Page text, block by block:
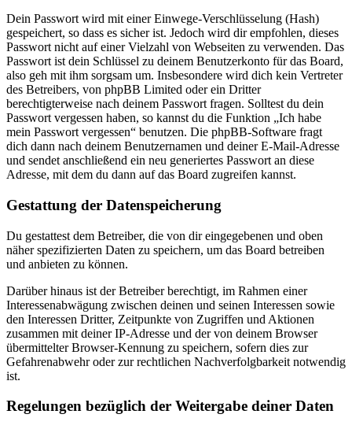
Dein Passwort wird mit einer Einwege-Verschlüsselung (Hash)
gespeichert, so dass es sicher ist. Jedoch wird dir empfohlen, dieses
Passwort nicht auf einer Vielzahl von Webseiten zu verwenden. Das
Passwort ist dein Schlüssel zu deinem Benutzerkonto für das Board,
also geh mit ihm sorgsam um. Insbesondere wird dich kein Vertreter
des Betreibers, von phpBB Limited oder ein Dritter
berechtigterweise nach deinem Passwort fragen. Solltest du dein
Passwort vergessen haben, so kannst du die Funktion „Ich habe
mein Passwort vergessen“ benutzen. Die phpBB-Software fragt
dich dann nach deinem Benutzernamen und deiner E-Mail-Adresse
und sendet anschließend ein neu generiertes Passwort an diese
Adresse, mit dem du dann auf das Board zugreifen kannst.
Gestattung der Datenspeicherung
Du gestattest dem Betreiber, die von dir eingegebenen und oben
näher spezifizierten Daten zu speichern, um das Board betreiben
und anbieten zu können.
Darüber hinaus ist der Betreiber berechtigt, im Rahmen einer
Interessenabwägung zwischen deinen und seinen Interessen sowie
den Interessen Dritter, Zeitpunkte von Zugriffen und Aktionen
zusammen mit deiner IP-Adresse und der von deinem Browser
übermittelter Browser-Kennung zu speichern, sofern dies zur
Gefahrenabwehr oder zur rechtlichen Nachverfolgbarkeit notwendig
ist.
Regelungen bezüglich der Weitergabe deiner Daten